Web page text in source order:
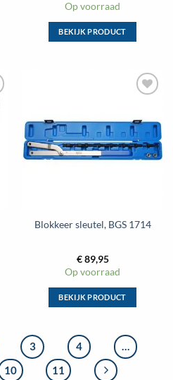
Op voorraad
BEKIJK PRODUCT
Deze
optie
kan
productpagina
wenslijst
Blokkeer sleutel, BGS 1714
€89,95
Op voorraad
BEKIJK PRODUCT
heeft
meerdere
variaties.
3 4
…
10 11